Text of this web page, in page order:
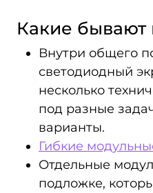
Какие бывают
Внутри общего
светодиодный
несколько
под разные
варианты.
Гибкие
Отдельные
подложке,